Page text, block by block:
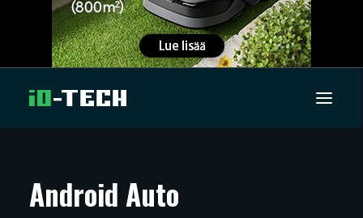
ARTIKKELIT
Android Auto